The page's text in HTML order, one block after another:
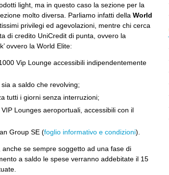
light, ma in questo caso la sezione per la
molto diversa. Parliamo infatti della World
privilegi ed agevolazioni, mentre chi cerca
di credito UniCredit di punta, ovvero la
ovvero la World Elite:
Vip Lounge accessibili indipendentemente
a saldo che revolving;
tutti i giorni senza interruzioni;
Lounges aeroportuali, accessibili con il
Group SE (foglio informativo e condizioni).
anche se sempre soggetto ad una fase di
a saldo le spese verranno addebitate il 15